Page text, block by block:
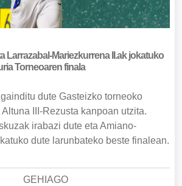
Larrazabal-Mariezkurrena II.ak jokatuko
Torneoaren finala
dute Gasteizko torneoko
III-Rezusta kanpoan utzita.
irabazi dute eta Amiano-
dute larunbateko beste finalean.
GEHIAGO